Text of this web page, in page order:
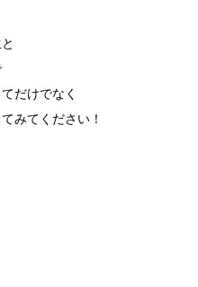
だけでなく
みてください！